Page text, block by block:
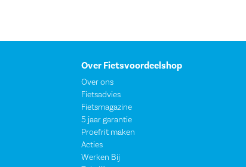
Over Fietsvoordeelshop
Over ons
Fietsadvies
Fietsmagazine
5 jaar garantie
Proefrit maken
Acties
Werken Bij